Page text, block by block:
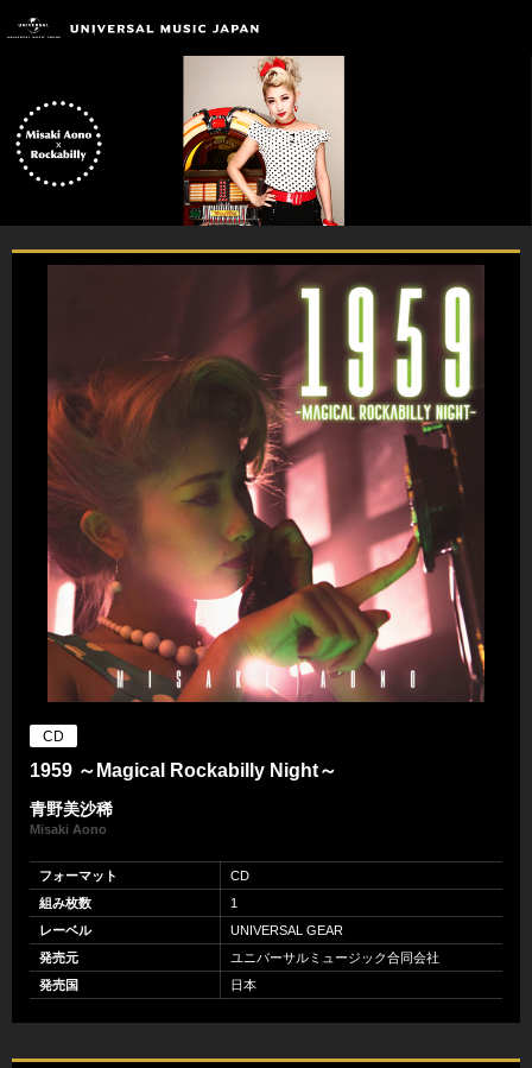
CD
1959 ～Magical Rockabilly Night～
青野美沙稀
Misaki Aono
フォーマット
CD
組み枚数
1
レーベル
UNIVERSAL GEAR
発売元
ユニバーサルミュージック合同会社
発売国
日本